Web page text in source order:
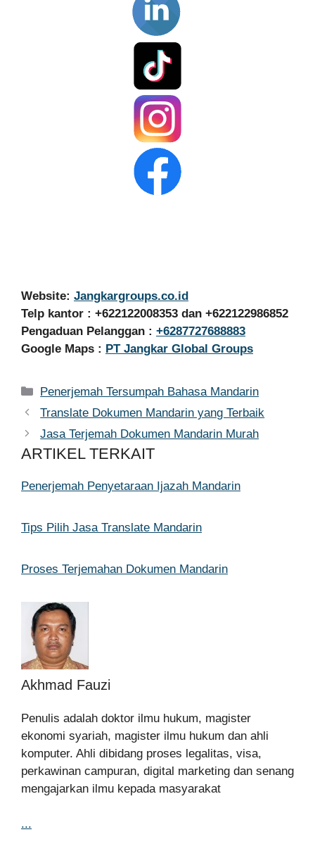
Website: Jangkargroups.co.id
Telp kantor : +622122008353 dan +622122986852
Pengaduan Pelanggan : +6287727688883
Google Maps : PT Jangkar Global Groups
Kategori
Penerjemah Tersumpah Bahasa Mandarin
Translate Dokumen Mandarin yang Terbaik
Jasa Terjemah Dokumen Mandarin Murah
ARTIKEL TERKAIT
Penerjemah Penyetaraan Ijazah Mandarin
Tips Pilih Jasa Translate Mandarin
Proses Terjemahan Dokumen Mandarin
Akhmad Fauzi
Penulis adalah doktor ilmu hukum, magister
ekonomi syariah, magister ilmu hukum dan ahli
komputer. Ahli dibidang proses legalitas, visa,
perkawinan campuran, digital marketing dan senang
mengajarkan ilmu kepada masyarakat
...